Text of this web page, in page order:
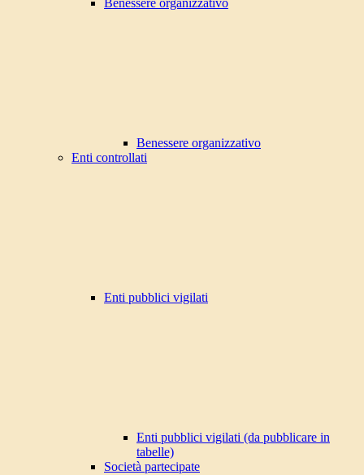
Benessere organizzativo
Benessere organizzativo
Enti controllati
Enti pubblici vigilati
Enti pubblici vigilati (da pubblicare in
tabelle)
Società partecipate